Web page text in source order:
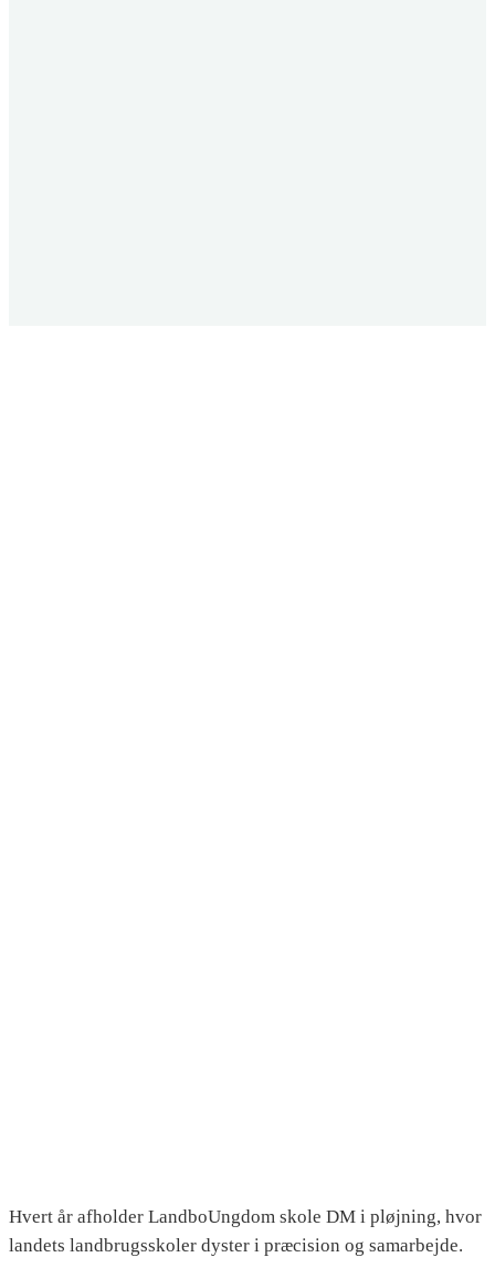
Hvert år afholder LandboUngdom skole DM i pløjning, hvor
landets landbrugsskoler dyster i præcision og samarbejde.